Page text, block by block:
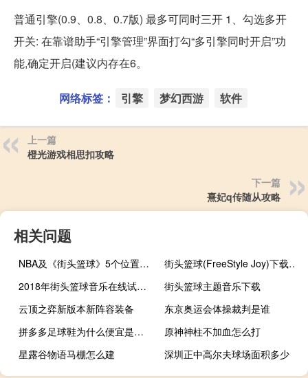
普通引擎(0.9、0.8、0.7版) 最多可同时三开 1、勾选多开
开关: 在靠谱助手“引擎管理”界面打勾“多引擎同时开启”功
能,确定开启(建议内存在6。
网络标签： 引擎 梦幻西游 软件
上一篇
橙光游戏相思扣攻略
下一篇
熹妃q传随从攻略
相关问题
NBA及《街头篮球》5个位置的详细介绍
街头篮球(FreeStyle Joy)下载(电脑、安卓和IOS所有版本)
2018年街头篮球音乐在线试听及下载
街头篮球主题音乐下载
云顶之弈新版本新阵容装备
东京奥运会体操裁判是谁
拼多多足球鞋为什么便宜是正品吗
原神神柱不加血怎么打
星露谷物语马棚怎么建
深圳正中高尔夫球场面积多少